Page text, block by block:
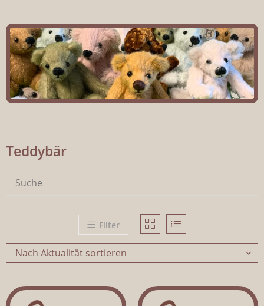
Teddybär
Filter
Nach Aktualität sortieren